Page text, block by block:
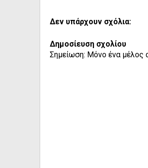
Δεν υπάρχουν σχόλια:
Δημοσίευση σχολίου
Σημείωση: Μόνο ένα μέλος